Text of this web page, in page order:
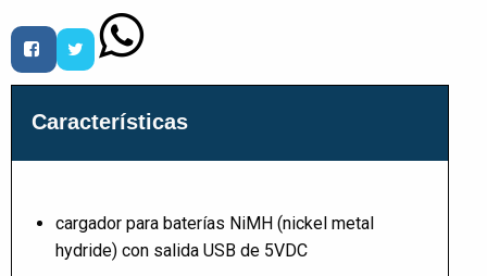
Características
cargador para baterías NiMH (nickel metal
hydride) con salida USB de 5VDC